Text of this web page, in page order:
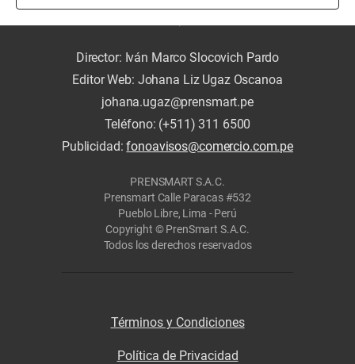
Director: Iván Marco Slocovich Pardo
Editor Web: Johana Liz Ugaz Oscanoa
johana.ugaz@prensmart.pe
Teléfono: (+511) 311 6500
Publicidad:fonoavisos@comercio.com.pe
PRENSMART S.A.C.
Prensmart Calle Paracas #532
Pueblo Libre, Lima - Perú
Copyright © PrenSmart S.A.C.
Todos los derechos reservados
Términos y Condiciones
Política de Privacidad